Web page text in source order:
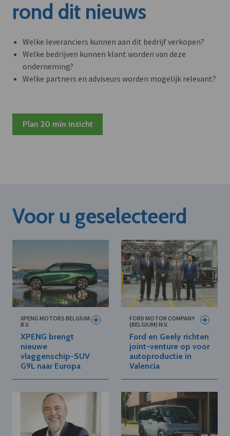
rond dit nieuws
Welke leveranciers kunnen aan dit bedrijf verkopen?
Welke bedrijven kunnen klant worden van deze
onderneming?
Welke partners en adviseurs worden mogelijk relevant?
Plan 20 min inzicht
Voor u geselecteerd
XPENG MOTORS BELGIUM
B.V.
XPENG brengt
nieuwe
vlaggenschip-SUV
G9L naar Europa
FORD MOTOR COMPANY
(BELGIUM) N.V.
Ford en Geely richten
joint-venture op voor
autoproductie in
Valencia